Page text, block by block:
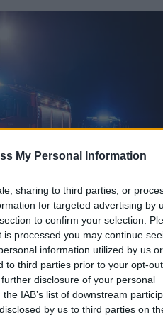
My Personal Information
sharing to third parties, or
for targeted advertising by
to confirm your selection.
processed you may continue
information utilized by us or
to third parties prior to your opt-
disclosure of your personal
IAB’s list of downstream
by us to third parties on
wielkość pięści”.
i Mazury
dachy budynków w
pożarna. W całym regionie
o zdarzeniach związanych z
wskutek przewrócenia się